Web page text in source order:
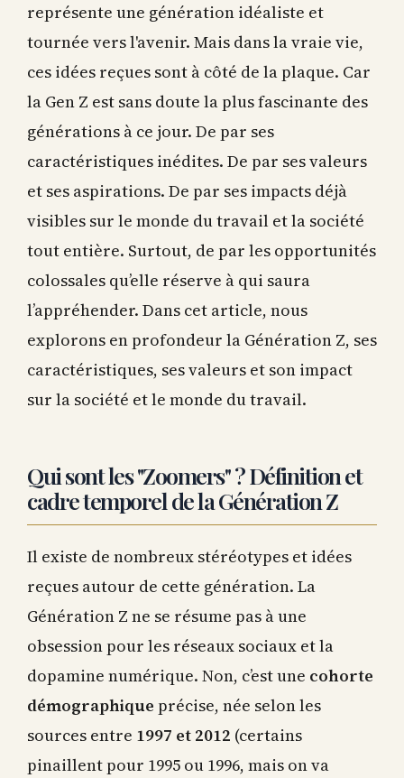
représente une génération idéaliste et
tournée vers l'avenir. Mais dans la vraie vie,
ces idées reçues sont à côté de la plaque. Car
la Gen Z est sans doute la plus fascinante des
générations à ce jour. De par ses
caractéristiques inédites. De par ses valeurs
et ses aspirations. De par ses impacts déjà
visibles sur le monde du travail et la société
tout entière. Surtout, de par les opportunités
colossales qu’elle réserve à qui saura
l’appréhender. Dans cet article, nous
explorons en profondeur la Génération Z, ses
caractéristiques, ses valeurs et son impact
sur la société et le monde du travail.
Qui sont les "Zoomers" ? Définition et
cadre temporel de la Génération Z
Il existe de nombreux stéréotypes et idées
reçues autour de cette génération. La
Génération Z ne se résume pas à une
obsession pour les réseaux sociaux et la
dopamine numérique. Non, c’est une cohorte
démographique précise, née selon les
sources entre 1997 et 2012 (certains
pinaillent pour 1995 ou 1996, mais on va